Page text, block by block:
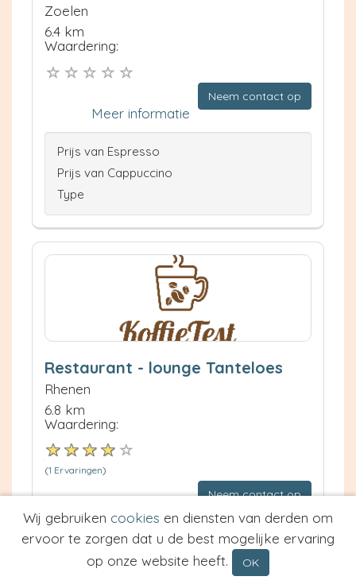
Zoelen
6.4 km
Waardering:
Neem contact op
Meer informatie
Prijs van Espresso
Prijs van Cappuccino
Type
Restaurant - lounge Tanteloes
Rhenen
6.8 km
Waardering:
(1 Ervaringen)
Neem contact op
Meer informatie
Prijs van Espresso
Prijs van Cappuccino
Wij gebruiken cookies en diensten van derden om
ervoor te zorgen dat u de best mogelijke ervaring
op onze website heeft.
OK